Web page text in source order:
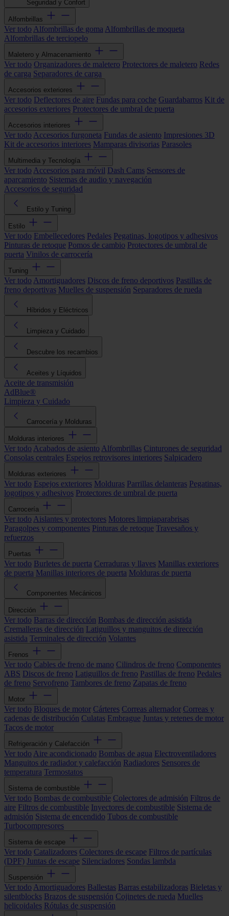
Seguridad y Confort
Alfombrillas
Ver todo Alfombrillas de goma Alfombrillas de moqueta
Alfombrillas de terciopelo
Maletero y Almacenamiento
Ver todo Organizadores de maletero Protectores de maletero Redes
de carga Separadores de carga
Accesorios exteriores
Ver todo Deflectores de aire Fundas para coche Guardabarros Kit de
accesorios exteriores Protectores de umbral de puerta
Accesorios interiores
Ver todo Accesorios furgoneta Fundas de asiento Impresiones 3D
Kit de accesorios interiores Mamparas divisorias Parasoles
Multimedia y Tecnología
Ver todo Accesorios para móvil Dash Cams Sensores de
aparcamiento Sistemas de audio y navegación
Accesorios de seguridad
Estilo y Tuning
Estilo
Ver todo Embellecedores Pedales Pegatinas, logotipos y adhesivos
Pinturas de retoque Pomos de cambio Protectores de umbral de
puerta Vinilos de carrocería
Tuning
Ver todo Amortiguadores Discos de freno deportivos Pastillas de
freno deportivas Muelles de suspensión Separadores de rueda
Híbridos y Eléctricos
Limpieza y Cuidado
Descubre los recambios
Aceites y Líquidos
Aceite de transmisión
AdBlue®
Limpieza y Cuidado
Carrocería y Molduras
Molduras interiores
Ver todo Acabados de asiento Alfombrillas Cinturones de seguridad
Consolas centrales Espejos retrovisores interiores Salpicadero
Molduras exteriores
Ver todo Espejos exteriores Molduras Parrillas delanteras Pegatinas,
logotipos y adhesivos Protectores de umbral de puerta
Carrocería
Ver todo Aislantes y protectores Motores limpiaparabrisas
Paragolpes y componentes Pinturas de retoque Travesaños y
refuerzos
Puertas
Ver todo Burletes de puerta Cerraduras y llaves Manillas exteriores
de puerta Manillas interiores de puerta Molduras de puerta
Componentes Mecánicos
Dirección
Ver todo Barras de dirección Bombas de dirección asistida
Cremalleras de dirección Latiguillos y manguitos de dirección
asistida Terminales de dirección Volantes
Frenos
Ver todo Cables de freno de mano Cilindros de freno Componentes
ABS Discos de freno Latiguillos de freno Pastillas de freno Pedales
de freno Servofreno Tambores de freno Zapatas de freno
Motor
Ver todo Bloques de motor Cárteres Correas alternador Correas y
cadenas de distribución Culatas Embrague Juntas y retenes de motor
Tacos de motor
Refrigeración y Calefacción
Ver todo Aire acondicionado Bombas de agua Electroventiladores
Manguitos de radiador y calefacción Radiadores Sensores de
temperatura Termostatos
Sistema de combustible
Ver todo Bombas de combustible Colectores de admisión Filtros de
aire Filtros de combustible Inyectores de combustible Sistema de
admisión Sistema de encendido Tubos de combustible
Turbocompresores
Sistema de escape
Ver todo Catalizadores Colectores de escape Filtros de partículas
(DPF) Juntas de escape Silenciadores Sondas lambda
Suspensión
Ver todo Amortiguadores Ballestas Barras estabilizadoras Bieletas y
silentblocks Brazos de suspensión Cojinetes de rueda Muelles
helicoidales Rótulas de suspensión